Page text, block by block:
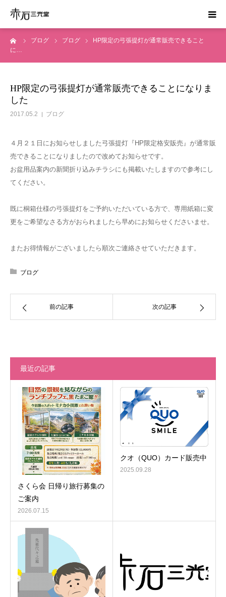
ブログ ブログ
HP限定の弓張提灯が通常販売できること
に…
HP限定の弓張提灯が通常販売できることになりま
した
2017.05.2 ブログ
４月２１日にお知らせしました弓張提灯『HP限定格安販売』が通常販
売できることになりましたので改めてお知らせです。
お盆用品案内の新聞折り込みチラシにも掲載いたしますので参考にし
てください。
既に桐箱仕様の弓張提灯をご予約いただいている方で、専用紙箱に変
更をご希望なさる方がおられましたら早めにお知らせくださいませ。
またお得情報がございましたら順次ご連絡させていただきます。
ブログ
前の記事 次の記事
最近の記事
さくら会 日帰り旅行募集の
ご案内
2026.07.15
クオ（QUO）カード販売中
2025.09.28
ホーム
運営会社
資料請求